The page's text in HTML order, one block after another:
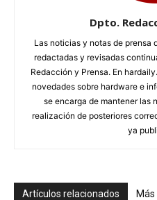
Dpto.
Las noticias y notas de prensa
redactadas y revisadas
Redacción y Prensa. En
novedades sobre hardware e
se encarga de mantener las
realización de posteriores
ya
Artículos relacionados Más